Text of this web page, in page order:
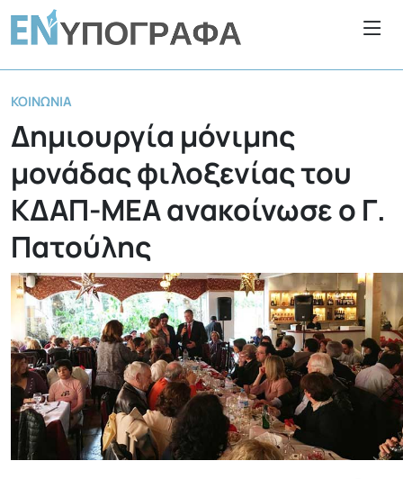
ΚΟΙΝΩΝΊΑ
Δημιουργία μόνιμης
μονάδας φιλοξενίας του
ΚΔΑΠ-ΜΕΑ ανακοίνωσε ο Γ.
Πατούλης